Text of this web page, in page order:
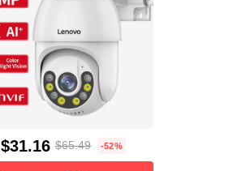
$31.16 $65.49 -52%